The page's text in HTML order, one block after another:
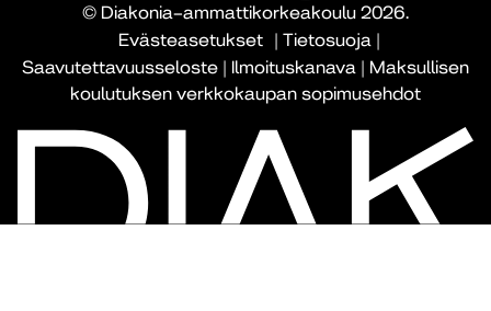
© Diakonia–ammattikorkeakoulu 2026.
Evästeasetukset
| Tietosuoja|
Saavutettavuusseloste | Ilmoituskanava | Maksullisen
koulutuksen verkkokaupan sopimusehdot